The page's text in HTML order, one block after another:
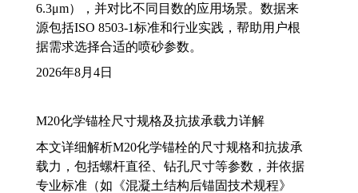
6.3μm），并对比不同目数的应用场景。数据来
源包括ISO 8503-1标准和行业实践，帮助用户根
据需求选择合适的喷砂参数。
2026年8月4日
M20化学锚栓尺寸规格及抗拔承载力详解
本文详细解析M20化学锚栓的尺寸规格和抗拔承
载力，包括螺杆直径、钻孔尺寸等参数，并依据
专业标准（如《混凝土结构后锚固技术规程》